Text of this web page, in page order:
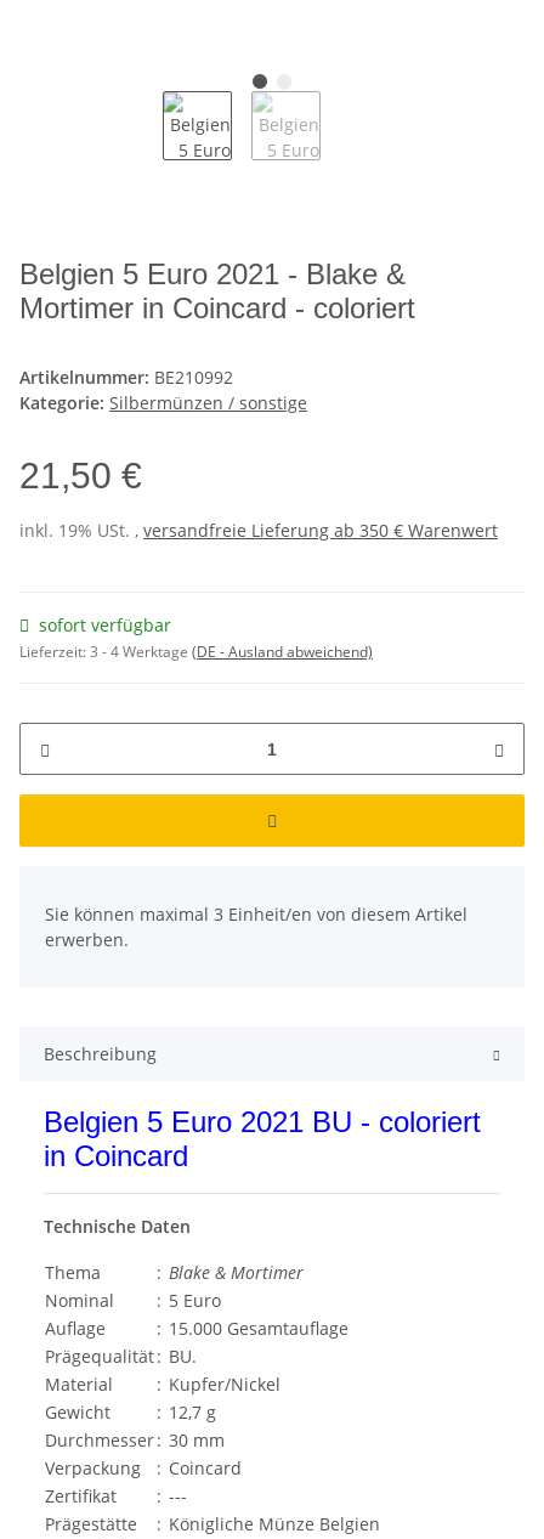
Belgien 5 Euro 2021 - Blake &
Mortimer in Coincard - coloriert
Artikelnummer: BE210992
Kategorie: Silbermünzen / sonstige
21,50 €
inkl. 19% USt. , versandfreie Lieferung ab 350 € Warenwert
sofort verfügbar
Lieferzeit:3 - 4 Werktage (DE - Ausland abweichend)
Sie können maximal 3 Einheit/en von diesem Artikel
erwerben.
Beschreibung
Belgien 5 Euro 2021 BU - coloriert
in Coincard
Technische Daten
Thema
: Blake & Mortimer
Nominal
: 5 Euro
Auflage
: 15.000 Gesamtauflage
Prägequalität: BU.
Material
: Kupfer/Nickel
Gewicht
: 12,7 g
Durchmesser: 30 mm
Verpackung
: Coincard
Zertifikat
: ---
Prägestätte
: Königliche Münze Belgien